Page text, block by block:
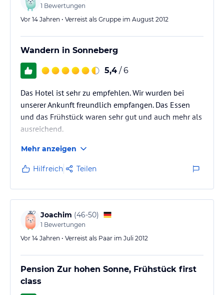
1 Bewertungen
Vor 14 Jahren • Verreist als Gruppe im August 2012
Wandern in Sonneberg
5,4 / 6
Das Hotel ist sehr zu empfehlen. Wir wurden bei
unserer Ankunft freundlich empfangen. Das Essen
und das Frühstück waren sehr gut und auch mehr als
ausreichend.
Die Pension ist auf jeden Fall zu empfehlen
Mehr anzeigen
Hilfreich Teilen
Joachim (46-50)
1 Bewertungen
Vor 14 Jahren • Verreist als Paar im Juli 2012
Pension Zur hohen Sonne, Frühstück first
class